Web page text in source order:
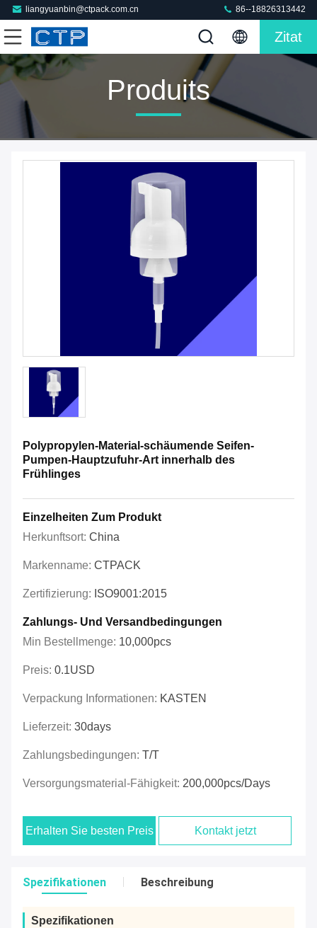
liangyuanbin@ctpack.com.cn 86--18826313442
Zitat
Produits
Polypropylen-Material-schäumende Seifen-
Pumpen-Hauptzufuhr-Art innerhalb des
Frühlinges
Einzelheiten Zum Produkt
Herkunftsort: China
Markenname: CTPACK
Zertifizierung: ISO9001:2015
Zahlungs- Und Versandbedingungen
Min Bestellmenge: 10,000pcs
Preis: 0.1USD
Verpackung Informationen: KASTEN
Lieferzeit: 30days
Zahlungsbedingungen: T/T
Versorgungsmaterial-Fähigkeit: 200,000pcs/days
Erhalten Sie besten Preis Kontakt jetzt
Spezifikationen Beschreibung
Spezifikationen